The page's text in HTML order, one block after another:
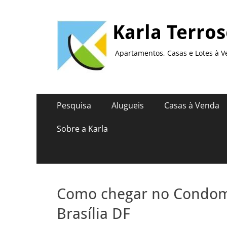
Karla
Apartamentos, Casas e Lotes à
Menu
para
Pesquisa Alugueis Casas à Venda
Sobre a Karla
Como chegar no
Brasília DF